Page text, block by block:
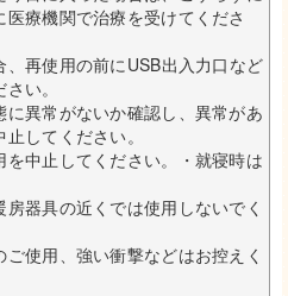
療機関で治療を受けてくださ
再使用の前にUSB出入力口など
い。
に異常がないか確認し、異常があ
してください。
中止してください。・就寝時は
器具の近くでは使用しないでく
使用、強い衝撃などはお控えく